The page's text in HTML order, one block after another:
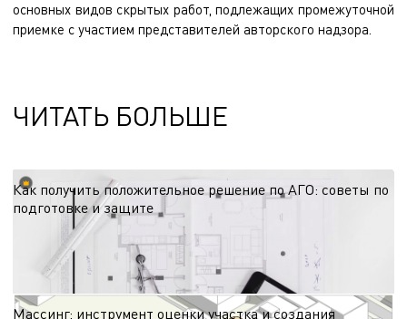
основных видов скрытых работ, подлежащих промежуточной
приемке с участием представителей авторского надзора.
ЧИТАТЬ БОЛЬШЕ
Как получить положительное решение по АГО: советы по
подготовке и защите
Согласование архитектурно-градостроительного облика — этап, от которого
зависят сроки старта проекта. Делимся рекомендациями по подготовке к
процедуре с учётом региональных требований и эффективной коммуникации
с администрацией.
15.06.2026
Массинг: инструмент оценки участка и создания